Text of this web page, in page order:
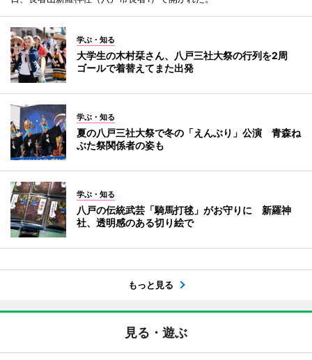
学ぶ・知る
大学生の木村栞さん、八戸三社大祭の行列を2周
ゴールで着替えてまた出発
学ぶ・知る
夏の八戸三社大祭で冬の「えんぶり」公演 青森ね
ぶた祭関係者の姿も
学ぶ・知る
八戸の伝統武芸「騎馬打毬」がお守りに 新羅神
社、透明感のある切り絵で
もっと見る
見る・遊ぶ